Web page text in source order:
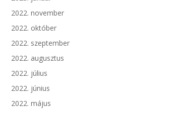
2022. november
2022. október
2022. szeptember
2022. augusztus
2022. július
2022. június
2022. május